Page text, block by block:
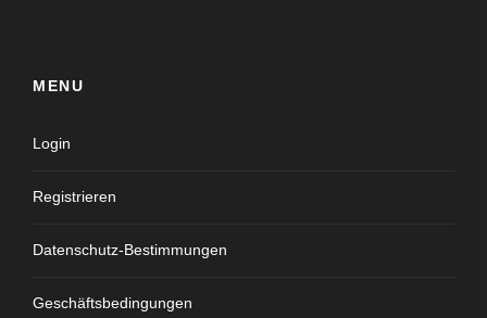
MENU
Login
Registrieren
Datenschutz-Bestimmungen
Geschäftsbedingungen